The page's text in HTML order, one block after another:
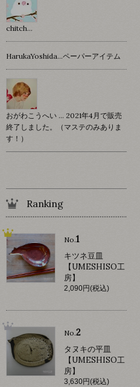
chitch…
HarukaYoshida…ペーパーアイテム
おがわこうへい … 2021年4月で販売
終了しました。（マステのみありま
す！）
Ranking
No.1
キツネ豆皿
【UMESHISO工
房】
2,090円(税込)
No.2
タヌキの平皿
【UMESHISO工
房】
3,630円(税込)